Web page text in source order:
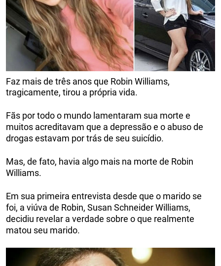
Faz mais de três anos que Robin Williams,
tragicamente, tirou a própria vida.
Fãs por todo o mundo lamentaram sua morte e
muitos acreditavam que a depressão e o abuso de
drogas estavam por trás de seu suicídio.
Mas, de fato, havia algo mais na morte de Robin
Williams.
Em sua primeira entrevista desde que o marido se
foi, a viúva de Robin, Susan Schneider Williams,
decidiu revelar a verdade sobre o que realmente
matou seu marido.